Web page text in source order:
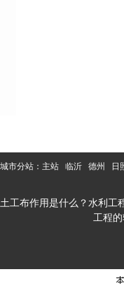
城市分站： 主站 临沂 德州 日
土工布作用是什么？水利工
工程